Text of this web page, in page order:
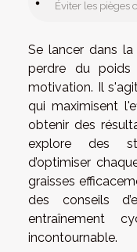
Éviter les pièges
Se lancer dans
perdre du poids
motivation. Il
qui maximisent
obtenir des
explore des
d’optimiser
graisses
des conseils
entraînement
incontournable.